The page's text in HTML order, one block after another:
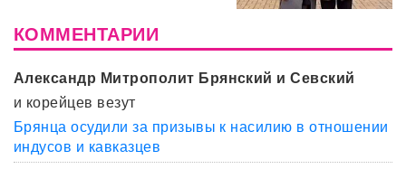
КОММЕНТАРИИ
Александр Митрополит Брянский и Севский
и корейцев везут
Брянца осудили за призывы к насилию в отношении
индусов и кавказцев